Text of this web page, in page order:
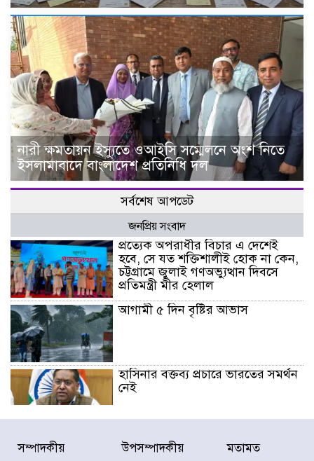
নারী ক্ষমতায়ন ইস্যুতে ওআইসি সম্মেলনে অংশ নিতে
ইসলামাবাদে বাংলাদেশ প্রতিনিধি দল
সর্বশেষ আপডেট
জনপ্রিয় সংবাদ
প্রত্যেক অপরাধীর বিচার এ দেশেই
হবে, সে যত শক্তিশালীই হোক না কেন,
চট্টগ্রামে জুলাই গণঅভ্যুত্থান দিবসে
প্রতিমন্ত্রী মীর হেলাল
আগামী ৫ দিন বৃষ্টির আভাস
হাসিনার বক্তব্য প্রচারে ভারতের সমর্থন
নেই
জুলাই গণঅভ্যুত্থানে আহত যোদ্ধা
মিতুর খোঁজ নিলেন প্রধানমন্ত্রী
সম্পাদকীয় উপসম্পাদকীয় মতামত